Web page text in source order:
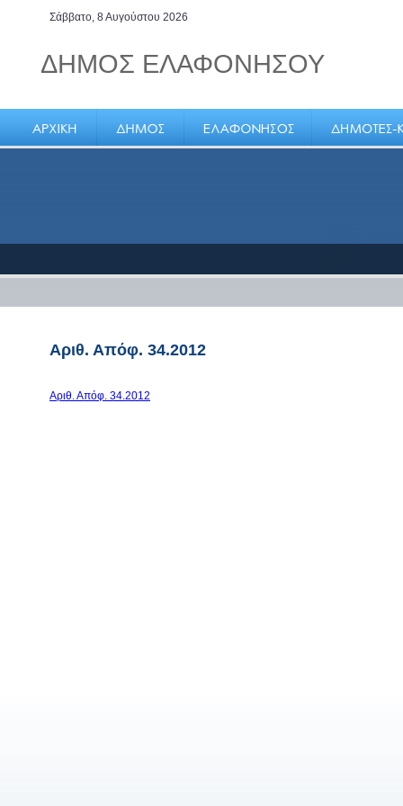
Σάββατο, 8 Αυγούστου 2026
ΔΗΜΟΣ ΕΛΑΦΟΝΗΣΟΥ
Αριθ. Απόφ. 34.2012
Αριθ. Απόφ. 34.2012